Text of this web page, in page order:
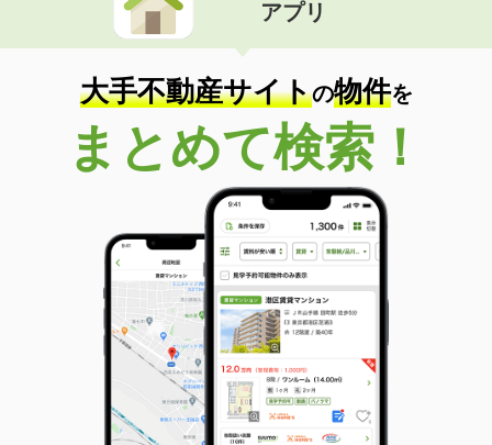
アプリ
大手不動産サイトの物件を
まとめて検索！